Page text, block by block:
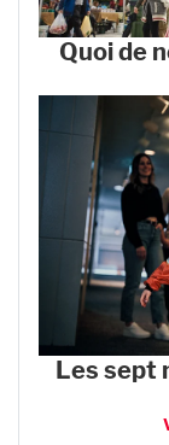
Quoi de
Les sept